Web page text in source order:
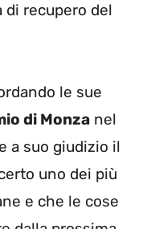
recupero del
le sue
di Monza nel
a suo giudizio il
uno dei più
e che le cose